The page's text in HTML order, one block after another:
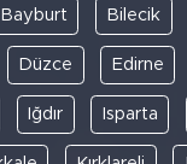
Bayburt Bilecik
Düzce Edirne
Iğdır Isparta